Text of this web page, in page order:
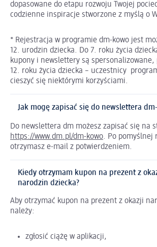
dopasowane do etapu rozwoju Twojej
codzienne inspiracje stworzone z myślą o
* Rejestracja w programie dm-kowo jest
12. urodzin dziecka. Do 7. roku życia
kupony i newslettery są spersonalizowane,
12. roku życia dziecka – uczestnicy
cieszyć się niektórymi korzyściami.
Jak mogę zapisać się do newslettera
Do newslettera dm możesz zapisać się na
https://www.dm.pl/dm-kowo. Po pomyślnej
otrzymasz e-mail z potwierdzeniem.
Kiedy otrzymam kupon na prezent z
narodzin dziecka?
Aby otrzymać kupon na prezent z okazji
należy:
zgłosić ciążę w aplikacji,